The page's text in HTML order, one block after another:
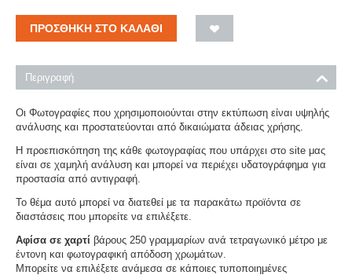
ΠΡΟΣΘΉΚΗ ΣΤΟ ΚΑΛΆΘΙ
Περιγραφή
Οι Φωτογραφίες που χρησιμοποιούνται στην εκτύπωση είναι υψηλής
ανάλυσης και προστατεύονται από δικαιώματα άδειας χρήσης.
Η προεπισκόπηση της κάθε φωτογραφίας που υπάρχει στο site μας
είναι σε χαμηλή ανάλυση και μπορεί να περιέχει υδατογράφημα για
προστασία από αντιγραφή.
Το θέμα αυτό μπορεί να διατεθεί με τα παρακάτω προϊόντα σε
διαστάσεις που μπορείτε να επιλέξετε.
Αφίσα σε χαρτί βάρους 250 γραμμαρίων ανά τετραγωνικό μέτρο με
έντονη και φωτογραφική απόδοση χρωμάτων.
Μπορείτε να επιλέξετε ανάμεσα σε κάποιες τυποποιημένες